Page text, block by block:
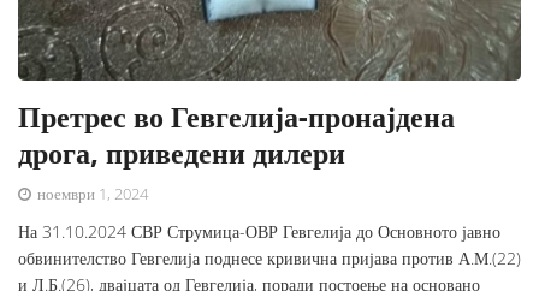
Претрес во Гевгелија-пронајдена
дрога, приведени дилери
ноември 1, 2024
На 31.10.2024 СВР Струмица-ОВР Гевгелија до Основното јавно
обвинителство Гевгелија поднесе кривична пријава против А.М.(22)
и Л.Б.(26), двајцата од Гевгелија, поради постоење на основано